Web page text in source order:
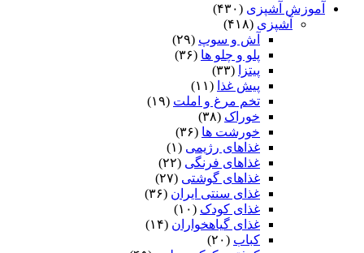
آموزش آشپزی (۴۳۰)
آشپزی (۴۱۸)
آش و سوپ (۲۹)
پلو و چلو ها (۳۶)
پیتزا
(۳۳)
پیش غذا (۱۱)
تخم مرغ و املت (۱۹)
خوراک (۳۸)
خورشت ها (۳۶)
غذاهای رژیمی (۱)
غذاهای فرنگی (۲۲)
غذاهای گوشتی (۲۷)
غذای سنتی ایران (۳۶)
غذای کودک (۱۰)
غذای گیاهخواران (۱۴)
کباب (۲۰)